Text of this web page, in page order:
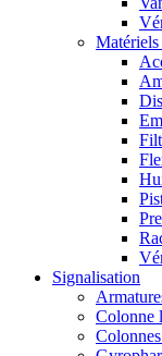
Matériels
Signalisation
Colonne